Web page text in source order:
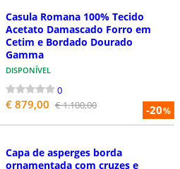
-20%
Casula Romana 100% Tecido
Acetato Damascado Forro em
Cetim e Bordado Dourado
Gamma
DISPONÍVEL
0
€ 879,00 € 1.100,00
Capa de asperges borda
ornamentada com cruzes e